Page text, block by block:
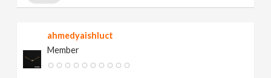
ahmedyaishluct
Member